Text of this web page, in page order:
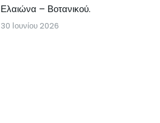
Ελαιώνα – Βοτανικού.
30 Ιουνίου 2026